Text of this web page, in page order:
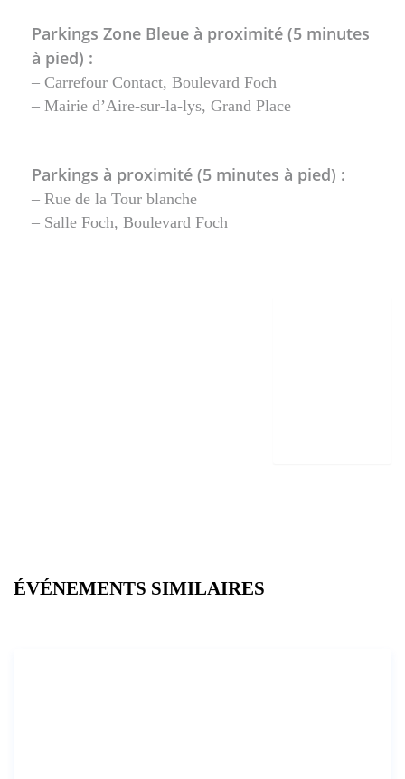
Parkings Zone Bleue à proximité (5 minutes
à pied) :
– Carrefour Contact, Boulevard Foch
– Mairie d’Aire-sur-la-lys, Grand Place
Parkings à proximité (5 minutes à pied) :
– Rue de la Tour blanche
– Salle Foch, Boulevard Foch
ÉVÉNEMENTS SIMILAIRES